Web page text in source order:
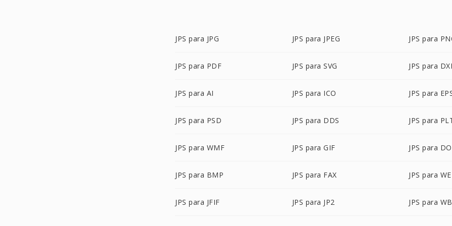
JPS para JPG JPS para JPEG JPS para
JPS para PDF JPS para SVG JPS para
JPS para AI JPS para ICO JPS para
JPS para PSD JPS para DDS JPS para
JPS para WMF JPS para GIF JPS para
JPS para BMP JPS para FAX JPS para
JPS para JFIF JPS para JP2 JPS para